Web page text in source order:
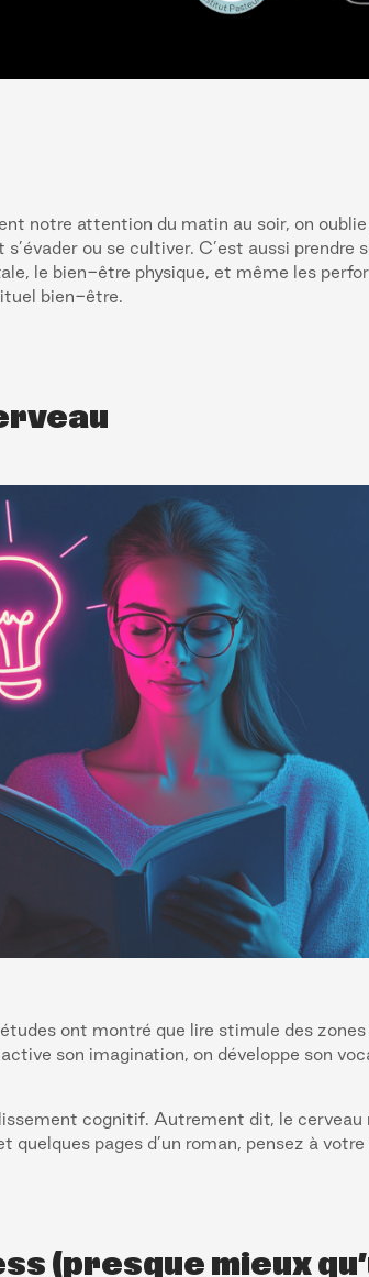
notre attention du matin au soir, on
ou se cultiver. C’est aussi prendre
le bien-être physique, et même les
bien-être.
ont montré que lire stimule des
son imagination, on développe son
cognitif. Autrement dit, le
quelques pages d’un roman, pensez à
(presque mieux